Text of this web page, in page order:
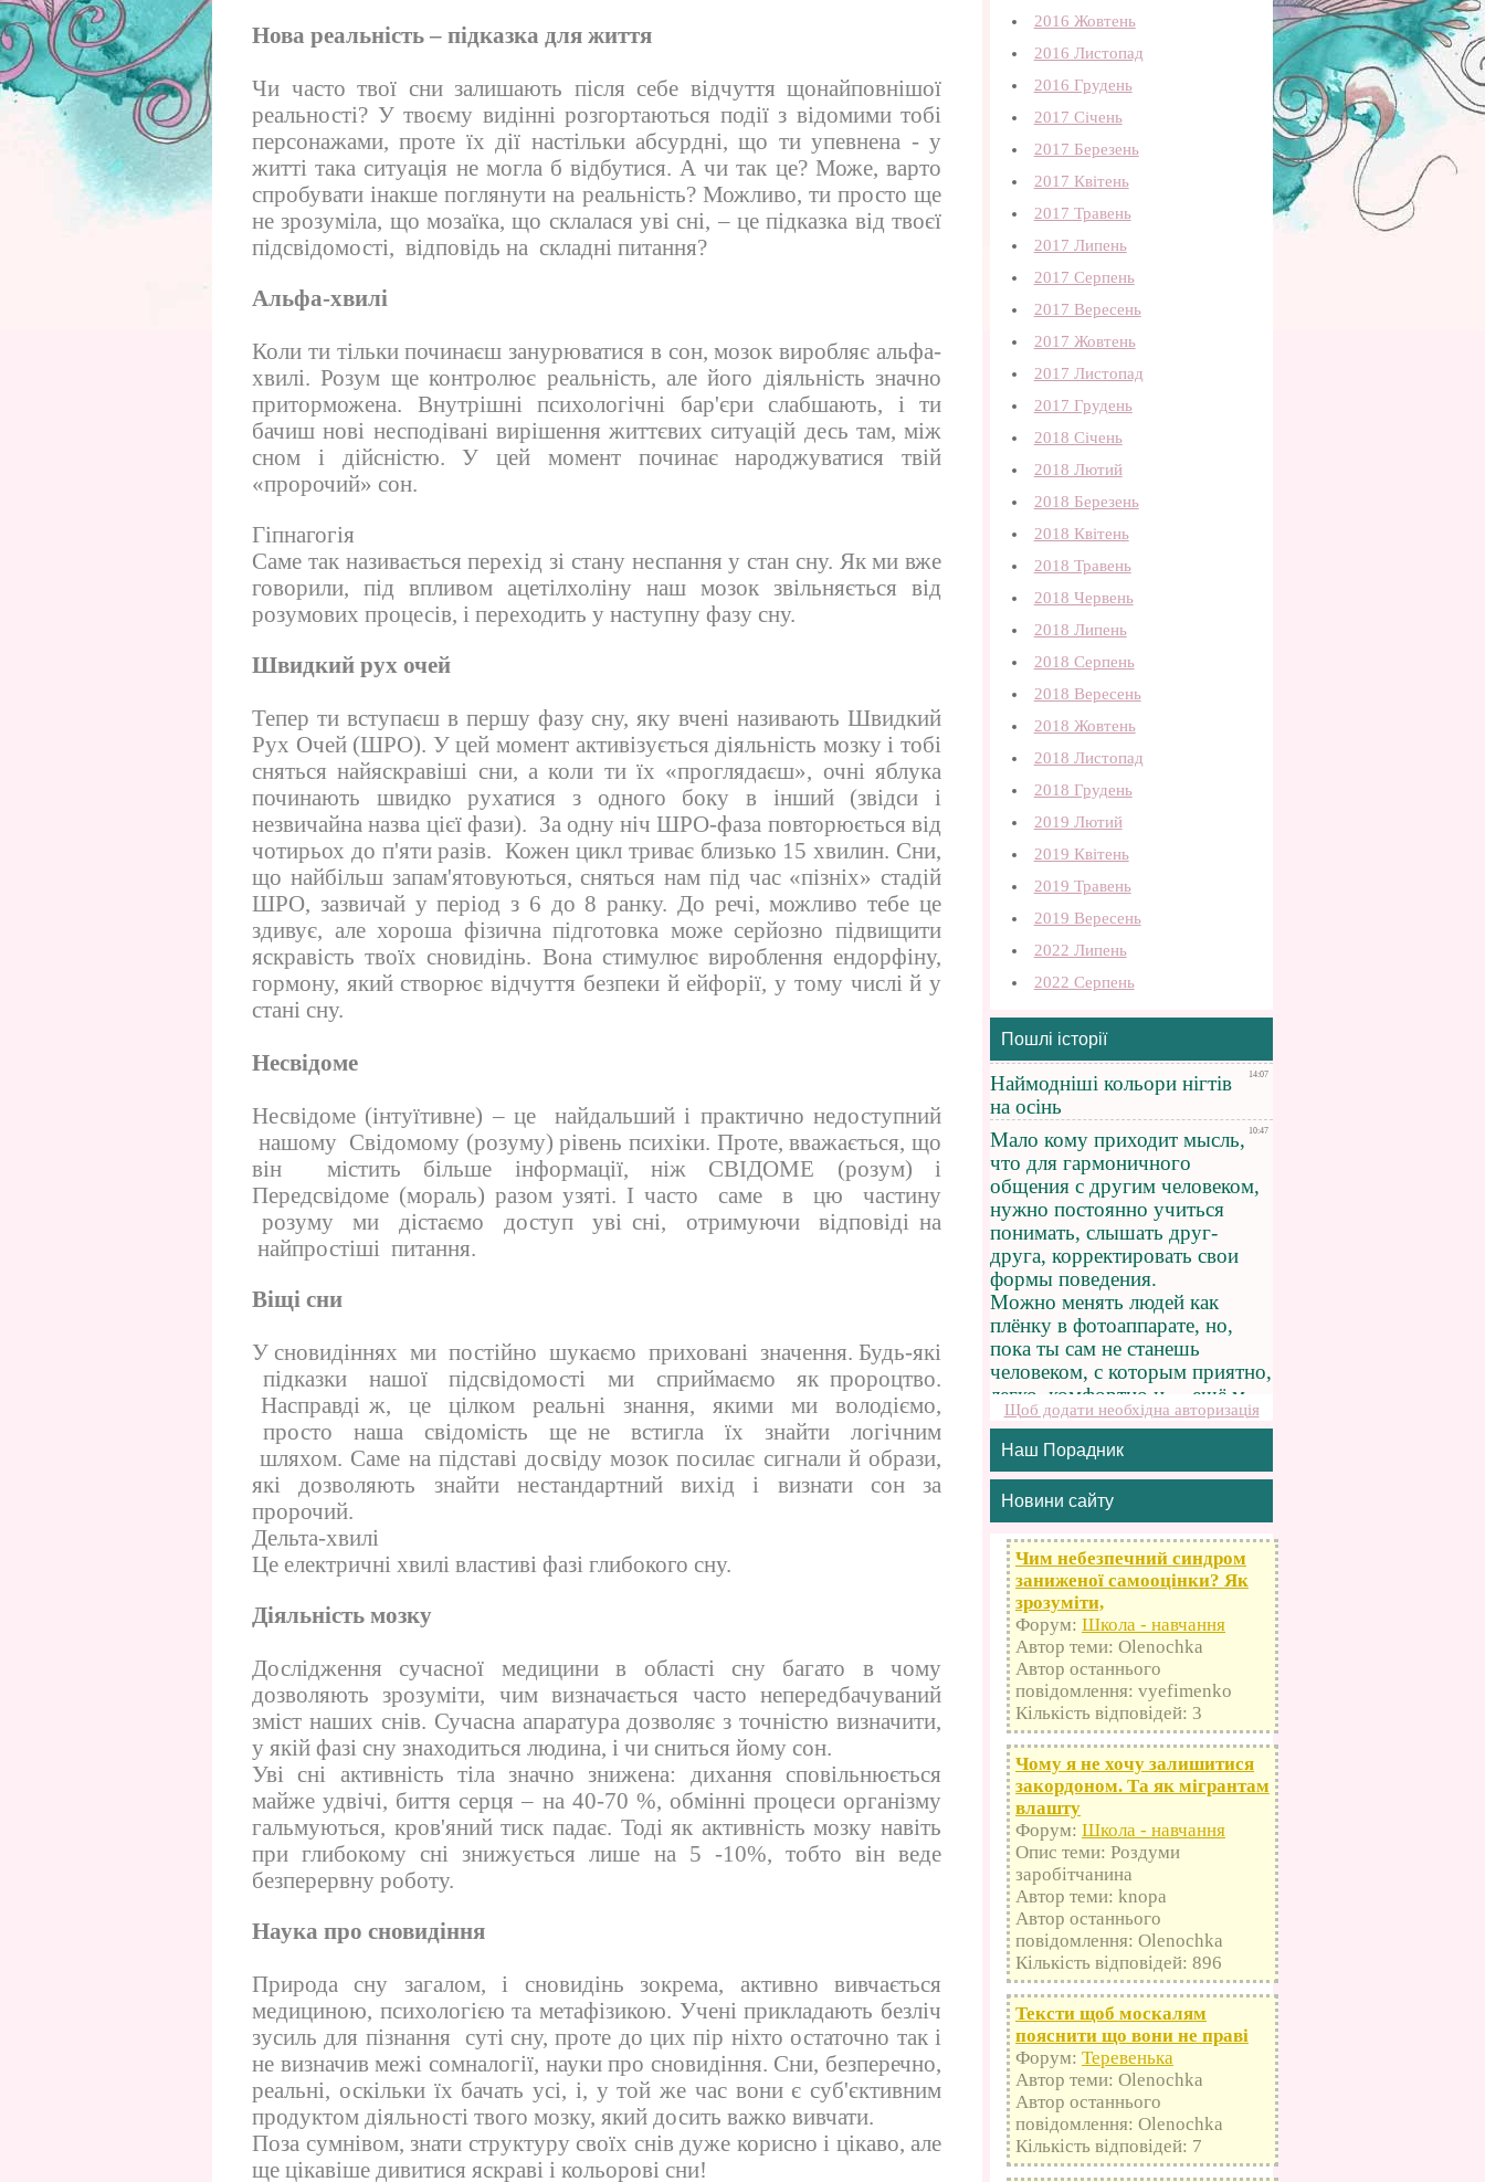
Нова реальність – підказка для життя
Чи часто твої сни залишають після себе відчуття щонайповнішої
реальності? У твоєму видінні розгортаються події з відомими тобі
персонажами, проте їх дії настільки абсурдні, що ти упевнена - у
житті така ситуація не могла б відбутися. А чи так це? Може, варто
спробувати інакше поглянути на реальність? Можливо, ти просто ще
не зрозуміла, що мозаїка, що склалася уві сні, – це підказка від твоєї
підсвідомості, відповідь на складні питання?
Альфа-хвилі
Коли ти тільки починаєш занурюватися в сон, мозок виробляє альфа-
хвилі. Розум ще контролює реальність, але його діяльність значно
приторможена. Внутрішні психологічні бар'єри слабшають, і ти
бачиш нові несподівані вирішення життєвих ситуацій десь там, між
сном і дійсністю. У цей момент починає народжуватися твій
«пророчий» сон.
Гіпнагогія
Саме так називається перехід зі стану неспання у стан сну. Як ми вже
говорили, під впливом ацетілхоліну наш мозок звільняється від
розумових процесів, і переходить у наступну фазу сну.
Швидкий рух очей
Тепер ти вступаєш в першу фазу сну, яку вчені називають Швидкий
Рух Очей (ШРО). У цей момент активізується діяльність мозку і тобі
сняться найяскравіші сни, а коли ти їх «проглядаєш», очні яблука
починають швидко рухатися з одного боку в інший (звідси і
незвичайна назва цієї фази). За одну ніч ШРО-фаза повторюється від
чотирьох до п'яти разів. Кожен цикл триває близько 15 хвилин. Сни,
що найбільш запам'ятовуються, сняться нам під час «пізніх» стадій
ШРО, зазвичай у період з 6 до 8 ранку. До речі, можливо тебе це
здивує, але хороша фізична підготовка може серйозно підвищити
яскравість твоїх сновидінь. Вона стимулює вироблення ендорфіну,
гормону, який створює відчуття безпеки й ейфорії, у тому числі й у
стані сну.
Несвідоме
Несвідоме (інтуїтивне) – це найдальший і практично недоступний
нашому Свідомому (розуму) рівень психіки. Проте, вважається, що
він містить більше інформації, ніж СВІДОМЕ (розум) і
Передсвідоме (мораль) разом узяті. І часто саме в цю частину
розуму ми дістаємо доступ уві сні, отримуючи відповіді на
найпростіші питання.
Віщі сни
У сновидіннях ми постійно шукаємо приховані значення. Будь-які
підказки нашої підсвідомості ми сприймаємо як пророцтво.
Насправді ж, це цілком реальні знання, якими ми володіємо,
просто наша свідомість ще не встигла їх знайти логічним
шляхом. Саме на підставі досвіду мозок посилає сигнали й образи,
які дозволяють знайти нестандартний вихід і визнати сон за
пророчий.
Дельта-хвилі
Це електричні хвилі властиві фазі глибокого сну.
Діяльність мозку
Дослідження сучасної медицини в області сну багато в чому
дозволяють зрозуміти, чим визначається часто непередбачуваний
зміст наших снів. Сучасна апаратура дозволяє з точністю визначити,
у якій фазі сну знаходиться людина, і чи сниться йому сон.
Уві сні активність тіла значно знижена: дихання сповільнюється
майже удвічі, биття серця – на 40-70 %, обмінні процеси організму
гальмуються, кров'яний тиск падає. Тоді як активність мозку навіть
при глибокому сні знижується лише на 5 -10%, тобто він веде
безперервну роботу.
Наука про сновидіння
Природа сну загалом, і сновидінь зокрема, активно вивчається
медициною, психологією та метафізикою. Учені прикладають безліч
зусиль для пізнання суті сну, проте до цих пір ніхто остаточно так і
не визначив межі сомналогії, науки про сновидіння. Сни, безперечно,
реальні, оскільки їх бачать усі, і, у той же час вони є суб'єктивним
продуктом діяльності твого мозку, який досить важко вивчати.
Поза сумнівом, знати структуру своїх снів дуже корисно і цікаво, але
ще цікавіше дивитися яскраві і кольорові сни!
2016 Жовтень
2016 Листопад
2016 Грудень
2017 Січень
2017 Березень
2017 Квітень
2017 Травень
2017 Липень
2017 Серпень
2017 Вересень
2017 Жовтень
2017 Листопад
2017 Грудень
2018 Січень
2018 Лютий
2018 Березень
2018 Квітень
2018 Травень
2018 Червень
2018 Липень
2018 Серпень
2018 Вересень
2018 Жовтень
2018 Листопад
2018 Грудень
2019 Лютий
2019 Квітень
2019 Травень
2019 Вересень
2022 Липень
2022 Серпень
Пошлі історії
Щоб додати необхідна авторизація
Наш Порадник
Новини сайту
Чим небезпечний синдром
заниженої самооцінки? Як
зрозуміти,
Форум: Школа - навчання
Автор теми: Olenochka
Автор останнього
повідомлення: vyefimenko
Кількість відповідей: 3
Чому я не хочу залишитися
закордоном. Та як мігрантам
влашту
Форум: Школа - навчання
Опис теми: Роздуми
заробітчанина
Автор теми: knopa
Автор останнього
повідомлення: Olenochka
Кількість відповідей: 896
Тексти щоб москалям
пояснити що вони не праві
Форум: Теревенька
Автор теми: Olenochka
Автор останнього
повідомлення: Olenochka
Кількість відповідей: 7